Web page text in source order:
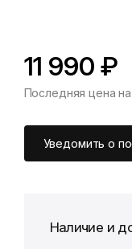
11 990 ₽
*Скидка
Последняя цена
Уведомить о
Наличие и